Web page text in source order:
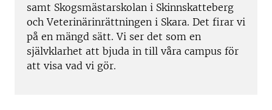
samt Skogsmästarskolan i Skinnskatteberg
och Veterinärinrättningen i Skara. Det firar vi
på en mängd sätt. Vi ser det som en
självklarhet att bjuda in till våra campus för
att visa vad vi gör.